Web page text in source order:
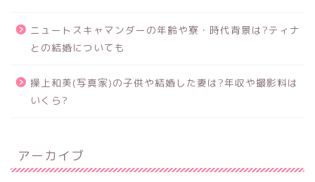
ニュートスキャマンダーの年齢や寮・時代背景は?ティナ
との結婚についても
操上和美(写真家)の子供や結婚した妻は?年収や撮影料は
いくら?
アーカイブ